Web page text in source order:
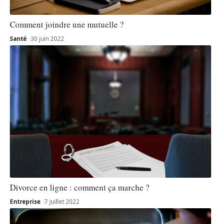
Comment joindre une mutuelle ?
Santé 30 juin 2022
Divorce en ligne : comment ça marche ?
Entreprise 7 juillet 2022